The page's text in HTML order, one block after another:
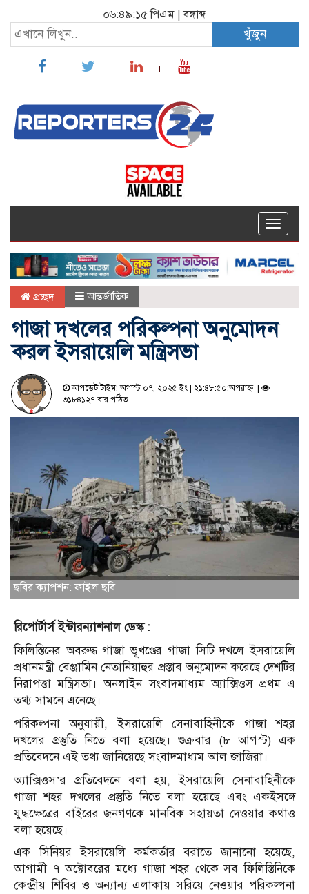
০৬:৪৯:১৬ পিএম|বঙ্গাব্দ
খুঁজুন
Toggle
প্রচ্ছদ আন্তর্জাতিক
গাজা দখলের পরিকল্পনা অনুমোদন
করল ইসরায়েলি মন্ত্রিসভা
আপডেট টাইম: অগাস্ট ০৭, ২০২৫ ইং | ২১:৪৮:৫০:অপরাহ্ন |
৩১৮৪১২৭ বার পঠিত
ছবির ক্যাপশন: ফাইল ছবি
রিপোর্টার্স ইন্টারন্যাশনাল ডেস্ক :
ফিলিস্তিনের অবরুদ্ধ গাজা ভূখণ্ডের গাজা সিটি দখলে ইসরায়েলি
প্রধানমন্ত্রী বেঞ্জামিন নেতানিয়াহুর প্রস্তাব অনুমোদন করেছে দেশটির
নিরাপত্তা মন্ত্রিসভা। অনলাইন সংবাদমাধ্যম অ্যাক্সিওস প্রথম এ
তথ্য সামনে এনেছে।
পরিকল্পনা অনুযায়ী, ইসরায়েলি সেনাবাহিনীকে গাজা শহর
দখলের প্রস্তুতি নিতে বলা হয়েছে। শুক্রবার (৮ আগস্ট) এক
প্রতিবেদনে এই তথ্য জানিয়েছে সংবাদমাধ্যম আল জাজিরা।
অ্যাক্সিওস’র প্রতিবেদনে বলা হয়, ইসরায়েলি সেনাবাহিনীকে
গাজা শহর দখলের প্রস্তুতি নিতে বলা হয়েছে এবং একইসঙ্গে
যুদ্ধক্ষেত্রের বাইরের জনগণকে মানবিক সহায়তা দেওয়ার কথাও
বলা হয়েছে।
এক সিনিয়র ইসরায়েলি কর্মকর্তার বরাতে জানানো হয়েছে,
আগামী ৭ অক্টোবরের মধ্যে গাজা শহর থেকে সব ফিলিস্তিনিকে
কেন্দ্রীয় শিবির ও অন্যান্য এলাকায় সরিয়ে নেওয়ার পরিকল্পনা